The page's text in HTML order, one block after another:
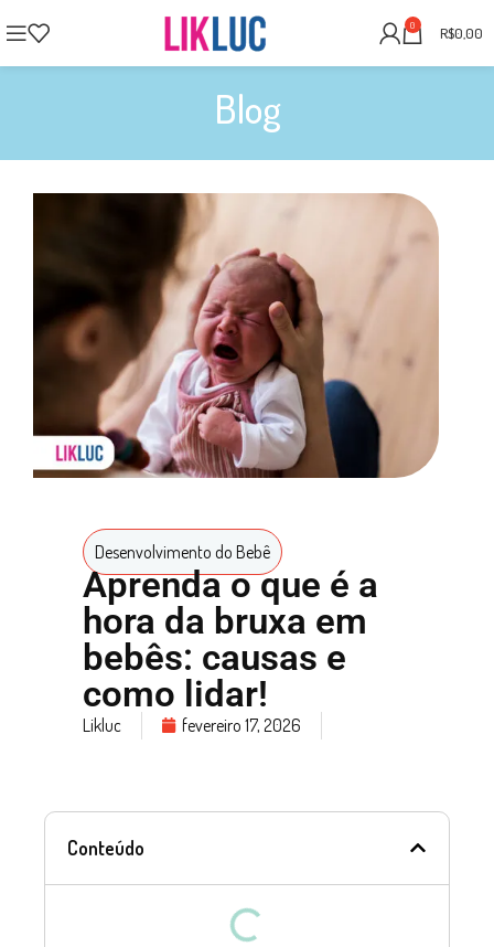
0 R$0,00
Blog
Desenvolvimento do Bebê
Aprenda o que é a
hora da bruxa em
bebês: causas e
como lidar!
Likluc fevereiro 17, 2026
Conteúdo